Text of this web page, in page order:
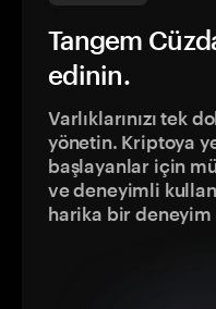
Tangem
edinin.
Varlıklarınızı tek
yönetin. Kriptoya
başlayanlar için
ve deneyimli
harika bir deneyim